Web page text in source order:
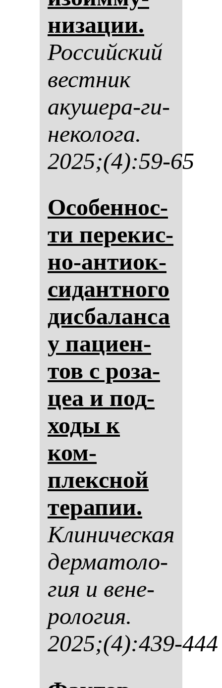
ни­за­ции.
Рос­сий­ский
вес­тник
аку­ше­ра-ги­
не­ко­ло­га.
2025;(4):59-65
Осо­бен­нос­
ти пе­ре­кис­
но-ан­ти­ок­
си­дан­тно­го
дис­ба­лан­са
у па­ци­ен­
тов с ро­за­
цеа и под­
хо­ды к
ком­
плексной
те­ра­пии.
Кли­ни­чес­кая
дер­ма­то­ло­
гия и ве­не­
ро­ло­гия.
2025;(4):439-444